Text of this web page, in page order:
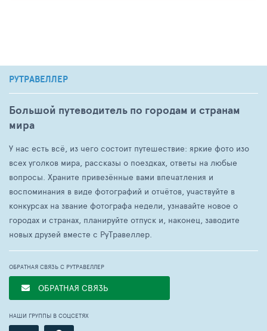
РУТРАВЕЛЛЕР
Большой путеводитель по городам и странам
мира
У нас есть всё, из чего состоит путешествие: яркие фото изо
всех уголков мира, рассказы о поездках, ответы на любые
вопросы. Храните привезённые вами впечатления и
воспоминания в виде фотографий и отчётов, участвуйте в
конкурсах на звание фотографа недели, узнавайте новое о
городах и странах, планируйте отпуск и, наконец, заводите
новых друзей вместе с РуТравеллер.
ОБРАТНАЯ СВЯЗЬ С РУТРАВЕЛЛЕР
ОБРАТНАЯ СВЯЗЬ
НАШИ ГРУППЫ В СОЦСЕТЯХ